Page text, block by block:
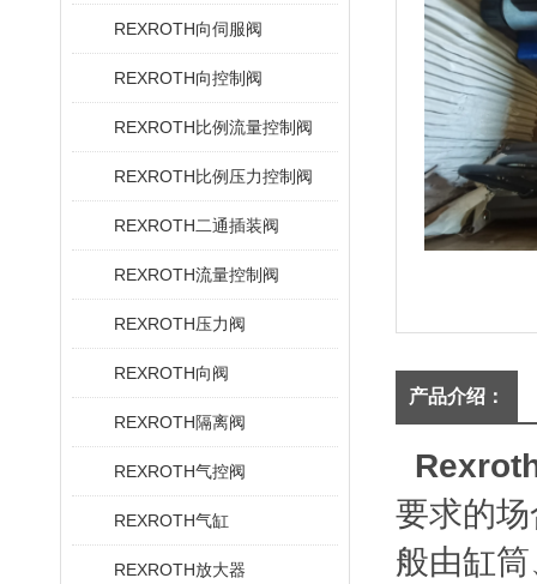
REXROTH向伺服阀
REXROTH向控制阀
REXROTH比例流量控制阀
REXROTH比例压力控制阀
REXROTH二通插装阀
REXROTH流量控制阀
REXROTH压力阀
REXROTH向阀
REXROTH隔离阀
REXROTH气控阀
REXROTH气缸
REXROTH放大器
产品介绍：
要求的
般由缸